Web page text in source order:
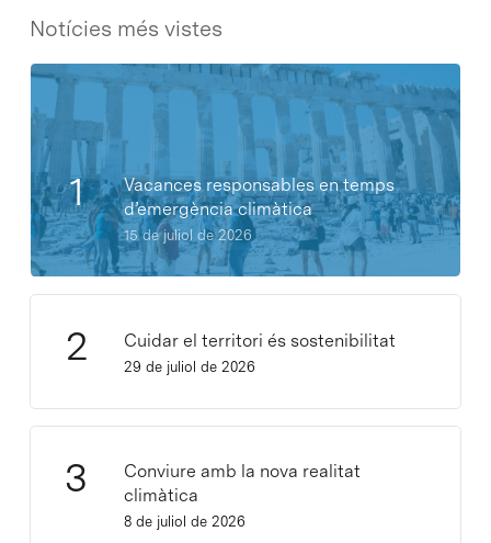
Notícies més vistes
Vacances responsables en temps
d’emergència climàtica
15 de juliol de 2026
Cuidar el territori és sostenibilitat
29 de juliol de 2026
Conviure amb la nova realitat
climàtica
8 de juliol de 2026